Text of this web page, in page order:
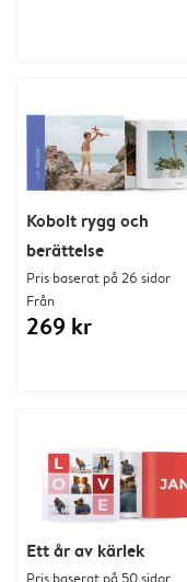
Kobolt rygg och
berättelse
Pris baserat på 26 sidor
Från
269 kr
Ett år av kärlek
Pris baserat på 50 sidor